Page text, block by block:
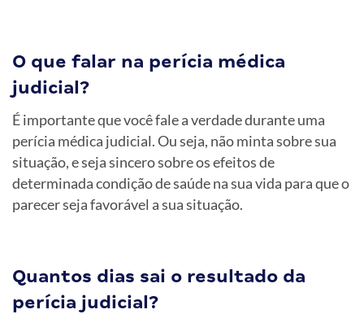
O que falar na perícia médica
judicial?
É importante que você fale a verdade durante uma
perícia médica judicial. Ou seja, não minta sobre sua
situação, e seja sincero sobre os efeitos de
determinada condição de saúde na sua vida para que o
parecer seja favorável a sua situação.
Quantos dias sai o resultado da
perícia judicial?